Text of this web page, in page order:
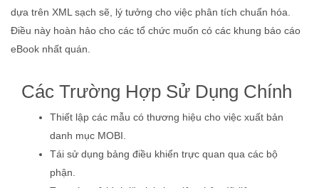
dựa trên XML sạch sẽ, lý tưởng cho việc phân tích chuẩn hóa.
Điều này hoàn hảo cho các tổ chức muốn có các khung báo cáo
eBook nhất quán.
Các Trường Hợp Sử Dụng Chính
Thiết lập các mẫu có thương hiệu cho việc xuất bản
danh mục MOBI.
Tái sử dụng bảng điều khiển trực quan qua các bộ
phận.